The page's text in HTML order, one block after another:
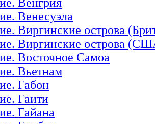
Венесуэла
Виргинские острова
Виргинские острова
Восточное Самоа
Вьетнам
Габон
Гаити
Гайана